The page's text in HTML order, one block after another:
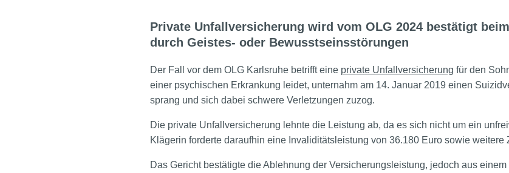
Private Unfallversicherung wird vom OLG 2024 bestätigt
durch Geistes- oder Bewusstseinsstörungen
Der Fall vor dem OLG Karlsruhe betrifft eine private Unfallversicherung für den
einer psychischen Erkrankung leidet, unternahm am 14. Januar 2019 einen
sprang und sich dabei schwere Verletzungen zuzog.
Die private Unfallversicherung lehnte die Leistung ab, da es sich nicht um ein
Klägerin forderte daraufhin eine Invaliditätsleistung von 36.180 Euro sowie weitere
Das Gericht bestätigte die Ablehnung der Versicherungsleistung, jedoch aus